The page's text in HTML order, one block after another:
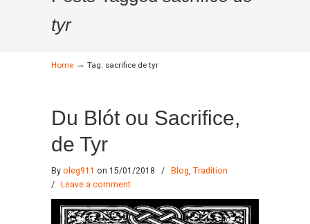
tyr
Home → Tag: sacrifice de tyr
Du Blót ou Sacrifice,
de Tyr
By oleg911 on 15/01/2018 / Blog, Tradition
/
Leave a comment